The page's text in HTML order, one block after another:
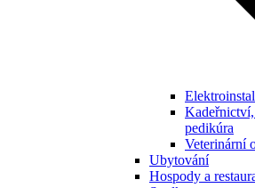
Kadeřnictví,
pedikúra
Veterinární
Ubytování
Hospody a